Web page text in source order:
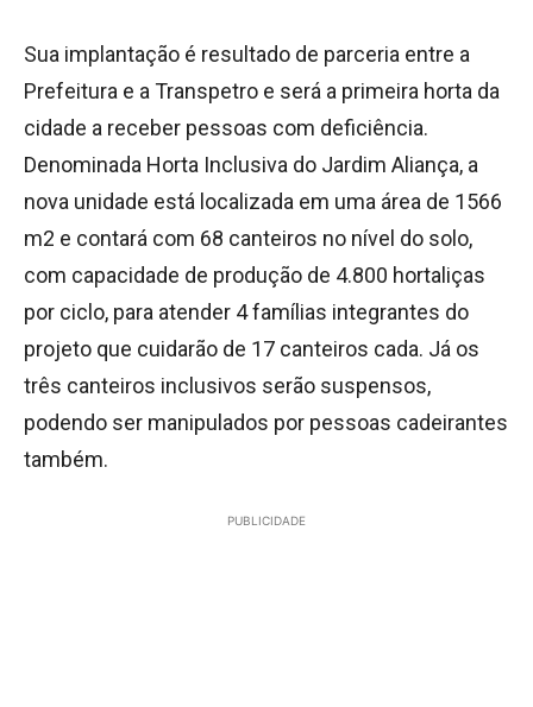
Sua implantação é resultado de parceria entre a
Prefeitura e a Transpetro e será a primeira horta da
cidade a receber pessoas com deficiência.
Denominada Horta Inclusiva do Jardim Aliança, a
nova unidade está localizada em uma área de 1566
m2 e contará com 68 canteiros no nível do solo,
com capacidade de produção de 4.800 hortaliças
por ciclo, para atender 4 famílias integrantes do
projeto que cuidarão de 17 canteiros cada. Já os
três canteiros inclusivos serão suspensos,
podendo ser manipulados por pessoas cadeirantes
também.
PUBLICIDADE